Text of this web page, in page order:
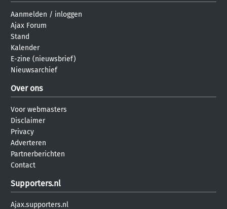
Aanmelden / inloggen
Ajax Forum
Stand
Kalender
E-zine (nieuwsbrief)
Nieuwsarchief
Over ons
Voor webmasters
Disclaimer
Privacy
Adverteren
Partnerberichten
Contact
Supporters.nl
Ajax.supporters.nl